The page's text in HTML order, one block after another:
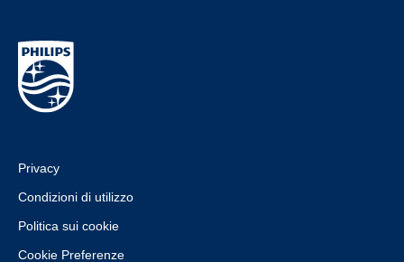
Privacy
Condizioni di utilizzo
Politica sui cookie
Cookie Preferenze